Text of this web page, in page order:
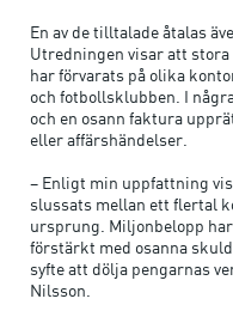
En av de tilltalade åtalas
Utredningen visar att
har förvarats på olika
och fotbollsklubben. I
och en osann faktura
eller affärshändelser.
– Enligt min uppfattning
slussats mellan ett flertal
ursprung. Miljonbelopp
förstärkt med osanna
syfte att dölja pengarnas
Nilsson.